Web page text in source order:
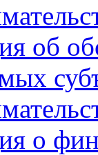
об
о